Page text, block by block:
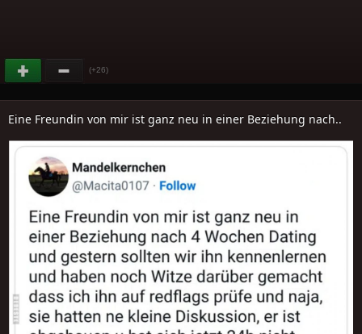
(+26)
Eine Freundin von mir ist ganz neu in einer Beziehung nach..